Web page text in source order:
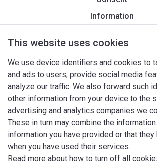
Information
This website uses cookies
We use device identifiers and cookies to
and ads to users, provide social media
analyze our traffic. We also forward such
other information from your device to the
advertising and analytics companies we
These in turn may combine the
information you have provided or that
when you have used their services.
Read more about how to turn off all